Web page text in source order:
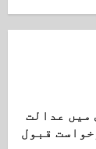
میں عدالت
قبول